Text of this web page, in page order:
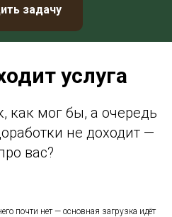
задачу
услуга
как мог бы, а очередь
не доходит —
вас?
почти нет — основная загрузка идёт